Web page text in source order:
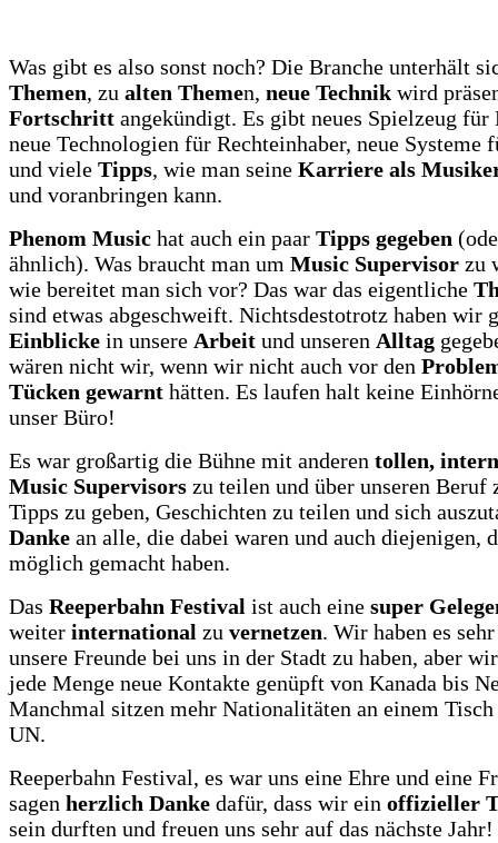
Was gibt es also sonst noch? Die Branche unterhält
Themen, zu alten Themen, neue Technik wird
Fortschritt angekündigt. Es gibt neues Spielzeug für
neue Technologien für Rechteinhaber, neue Systeme
und viele Tipps, wie man seine Karriere als
und voranbringen kann.
Phenom Music hat auch ein paar Tipps gegeben
ähnlich). Was braucht man um Music Supervisor zu
wie bereitet man sich vor? Das war das eigentliche
sind etwas abgeschweift. Nichtsdestotrotz haben wir
Einblicke in unsere Arbeit und unseren Alltag
wären nicht wir, wenn wir nicht auch vor den
Tücken gewarnt hätten. Es laufen halt keine
unser Büro!
Es war großartig die Bühne mit anderen tollen,
Music Supervisors zu teilen und über unseren Beruf
Tipps zu geben, Geschichten zu teilen und sich
Danke an alle, die dabei waren und auch diejenigen,
möglich gemacht haben.
Das Reeperbahn Festival ist auch eine super
weiter international zu vernetzen. Wir haben es
unsere Freunde bei uns in der Stadt zu haben, aber
jede Menge neue Kontakte genüpft von Kanada bis
Manchmal sitzen mehr Nationalitäten an einem
UN.
Reeperbahn Festival, es war uns eine Ehre und eine
sagen herzlich Danke dafür, dass wir ein offizieller
sein durften und freuen uns sehr auf das nächste Jahr!